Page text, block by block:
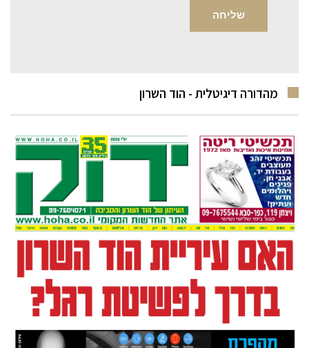
מהדורה דיגיטלית - הוד השרון